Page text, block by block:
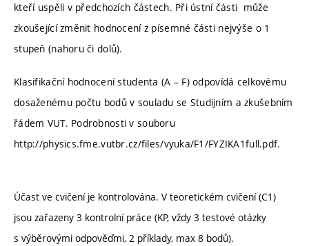
kteří uspěli v předchozích částech. Při ústní části může
zkoušející změnit hodnocení z písemné části nejvýše o 1
stupeň (nahoru či dolů).
Klasifikační hodnocení studenta (A – F) odpovídá celkovému
dosaženému počtu bodů v souladu se Studijním a zkušebním
řádem VUT. Podrobnosti v souboru
http://physics.fme.vutbr.cz/files/vyuka/F1/FYZIKA1full.pdf.
Účast ve cvičení je kontrolována. V teoretickém cvičení (C1)
jsou zařazeny 3 kontrolní práce (KP, vždy 3 testové otázky
s výběrovými odpověďmi, 2 příklady, max 8 bodů).